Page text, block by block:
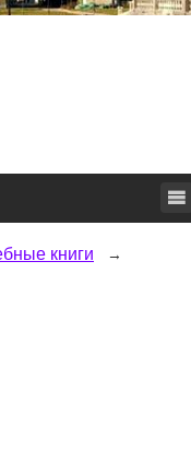
книги